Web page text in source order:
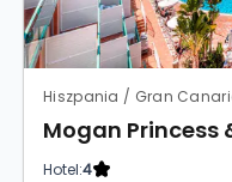
Hiszpania / Gran
Mogan Princess
Hotel:4